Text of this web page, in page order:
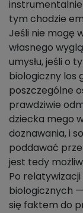
tym chodzie
Jeśli nie mogę
własnego
umysłu, jeśli o
biologiczny los
poszczególne
prawdziwie
dziecka mego
doznawania, i
poddawać
jest tedy
Po
biologicznych
się faktem do